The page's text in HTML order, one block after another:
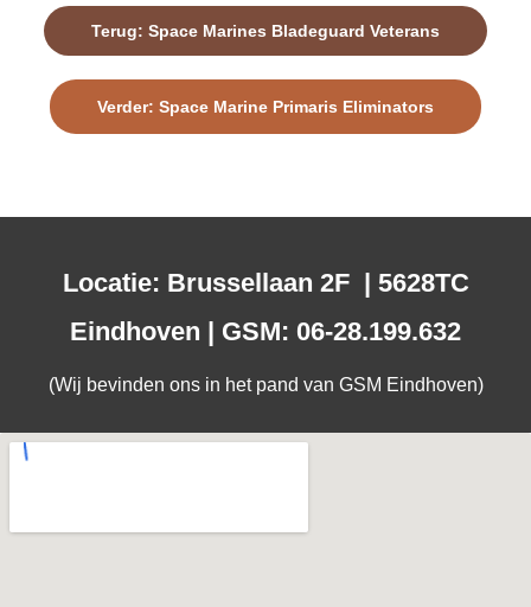
Terug: Space Marines Bladeguard Veterans
Verder: Space Marine Primaris Eliminators
Locatie: Brussellaan 2F | 5628TC
Eindhoven | GSM: 06-28.199.632
(Wij bevinden ons in het pand van GSM Eindhoven)